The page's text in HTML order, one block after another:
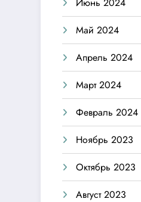
Май 2024
Апрель 2024
Март 2024
Февраль 2024
Ноябрь 2023
Октябрь 2023
Август 2023